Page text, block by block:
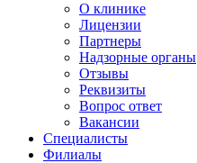
О клинике
Лицензии
Партнеры
Надзорные органы
Отзывы
Реквизиты
Вопрос ответ
Вакансии
Специалисты
Филиалы